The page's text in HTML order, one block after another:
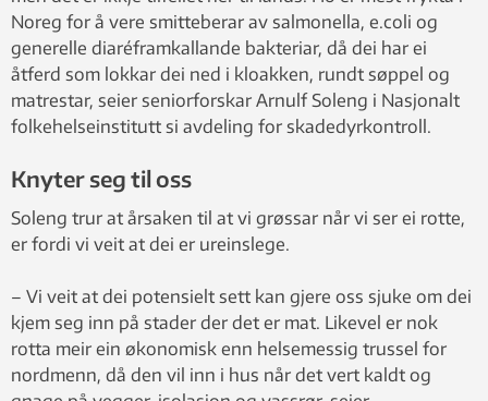
Noreg for å vere smitteberar av salmonella, e.coli og
generelle diaréframkallande bakteriar, då dei har ei
åtferd som lokkar dei ned i kloakken, rundt søppel og
matrestar, seier seniorforskar Arnulf Soleng i Nasjonalt
folkehelseinstitutt si avdeling for skadedyrkontroll.
Knyter seg til oss
Soleng trur at årsaken til at vi grøssar når vi ser ei rotte,
er fordi vi veit at dei er ureinslege.
– Vi veit at dei potensielt sett kan gjere oss sjuke om dei
kjem seg inn på stader der det er mat. Likevel er nok
rotta meir ein økonomisk enn helsemessig trussel for
nordmenn, då den vil inn i hus når det vert kaldt og